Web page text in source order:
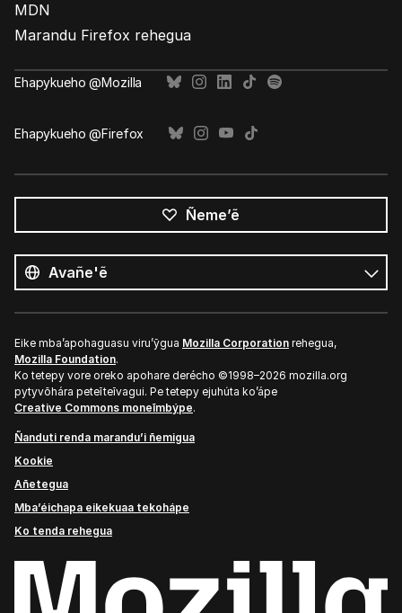
MDN
Marandu Firefox rehegua
Ehapykueho @Mozilla
Ehapykueho @Firefox
Ñeme’ẽ
ñe’ẽ
Ñe’ẽ
Eike mba’apohaguasu viru’ỹgua Mozilla Corporation rehegua,
Mozilla Foundation.
Ko tetepy vore oreko apohare derécho ©1998–2026 mozilla.org
pytyvõhára peteĩteĩvagui. Pe tetepy ejuhúta ko’ápe
Creative Commons moneĩmbýpe.
Ñanduti renda marandu’i ñemigua
Kookie
Añetegua
Mba’éichapa eikekuaa tekohápe
Ko tenda rehegua